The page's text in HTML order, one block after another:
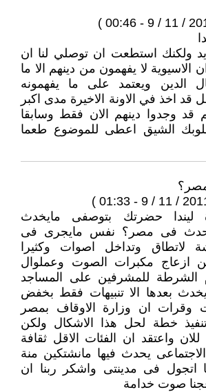
ولكنك استطعت ان توصلي لنا ان
الاسيوية لا يفهمون من دينهم الا ما
الدين ويعتمد على ما يفهمونه
قد اخذ في الاونة الاخيرة مدى اكبر
وجدوا دينهم الان فقط وسابقا
الشيق اعطى للموضوع طعما
ليندا حضرتك بتوصفى مايخدث
مايحدث فى مصر؟ نفس مايجرى فى
وتداخل اصوات وكثيرا
ازعاج مكبرات الصوت وعملوال
للمشرفين على المساجد
بعدها الا تنبيهات فقط بخفض
وقرات ان وزارة الاوقاف بمصر
خطة لحل هذا الاشكال ولكن
واعتقد ان الفئات الاقل ثقافة
يحدث فيها مانشتكين منة
اتجول فى مدينتى واشكر ربنا ان
صوت خدامة